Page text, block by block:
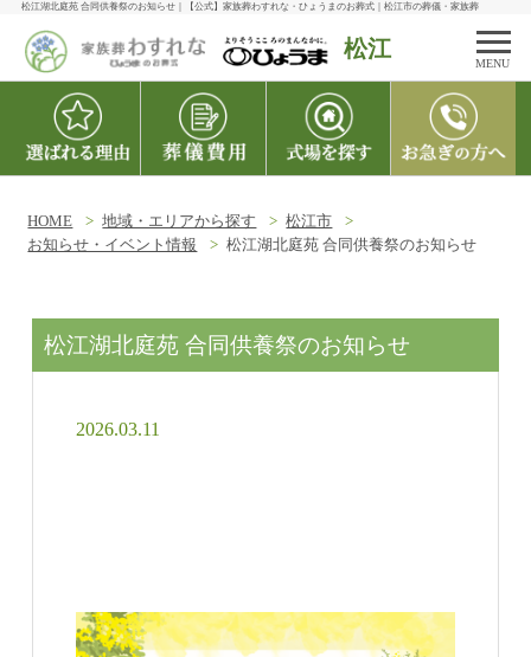
松江湖北庭苑 合同供養祭のお知らせ｜【公式】家族葬わすれな・ひょうまのお葬式｜松江市の葬儀・家族葬
松江
MENU
HOME 地域・エリアから探す
松江市
お知らせ・イベント情報
松江湖北庭苑 合同供養祭のお知らせ
松江湖北庭苑 合同供養祭のお知らせ
2026.03.11